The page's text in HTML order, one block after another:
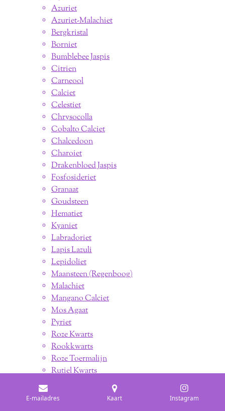
Azuriet
Azuriet-Malachiet
Bergkristal
Borniet
Bumblebee Jaspis
Citrien
Carneool
Calciet
Celestiet
Chrysocolla
Cobalto Calciet
Chalcedoon
Charoiet
Drakenbloed Jaspis
Fosfosideriet
Granaat
Goudsteen
Hematiet
Kyaniet
Labradoriet
Lapis Lazuli
Lepidoliet
Maansteen (Regenboog)
Malachiet
Mangano Calciet
Mos Agaat
Pyriet
Roze Kwarts
Rookkwarts
Roze Toermalijn
Rutiel Kwarts
Robijn
E-mailadres Kaart Instagram